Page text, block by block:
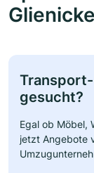
gesucht?
Egal ob Möbel,
jetzt Angebote